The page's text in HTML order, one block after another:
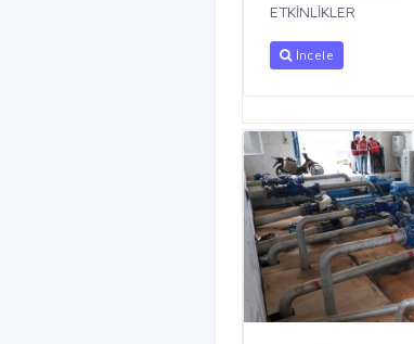
ETKİNLİKLER
İncele